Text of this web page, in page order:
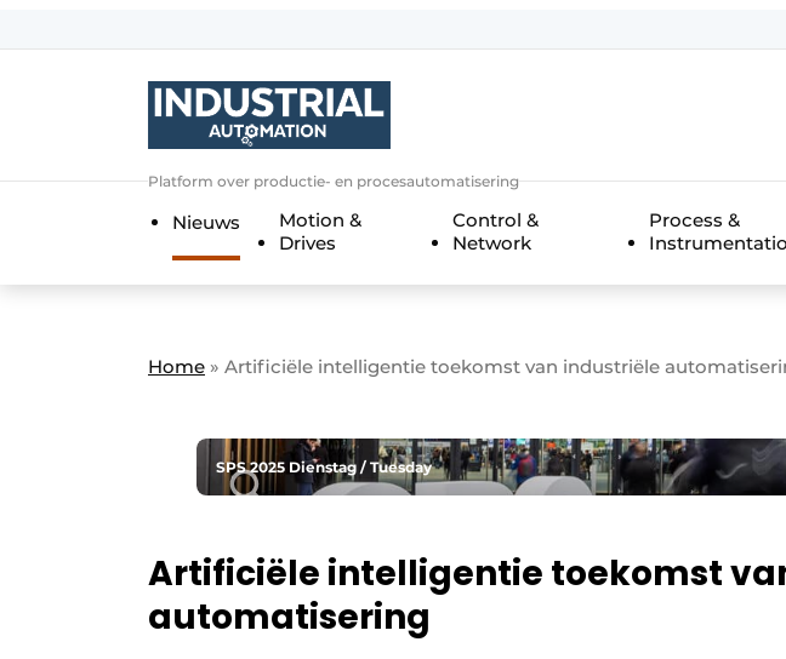
Algemene voorwaarden
Contact
Direct contact
Evenement aanmelden
Meest gelezen
Nieuwsbrief
Privacy / Cookie statement
Vacature aanmelden
Platform over productie- en procesautomatisering
Nieuws
Motion &
Drives
Control &
Network
Process &
Home » Artificiële intelligentie toekomst van industriële
SPS 2025 Dienstag / Tuesday
Artificiële intelligentie toekomst
automatisering